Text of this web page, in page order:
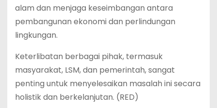
alam dan menjaga keseimbangan antara
pembangunan ekonomi dan perlindungan
lingkungan.
Keterlibatan berbagai pihak, termasuk
masyarakat, LSM, dan pemerintah, sangat
penting untuk menyelesaikan masalah ini secara
holistik dan berkelanjutan. (RED)